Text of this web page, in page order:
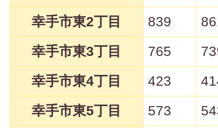
幸手市東2丁目
839
幸手市東3丁目
765
幸手市東4丁目
423
幸手市東5丁目
573